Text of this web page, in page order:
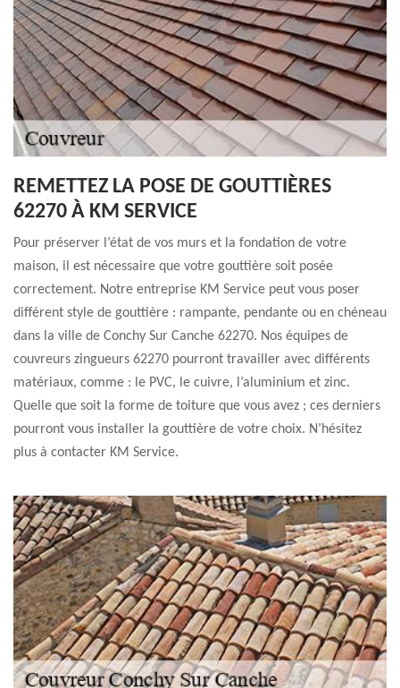
REMETTEZ LA POSE DE GOUTTIÈRES
62270 À KM SERVICE
Pour préserver l’état de vos murs et la fondation de votre
maison, il est nécessaire que votre gouttière soit posée
correctement. Notre entreprise KM Service peut vous poser
différent style de gouttière : rampante, pendante ou en chéneau
dans la ville de Conchy Sur Canche 62270. Nos équipes de
couvreurs zingueurs 62270 pourront travailler avec différents
matériaux, comme : le PVC, le cuivre, l’aluminium et zinc.
Quelle que soit la forme de toiture que vous avez ; ces derniers
pourront vous installer la gouttière de votre choix. N’hésitez
plus à contacter KM Service.